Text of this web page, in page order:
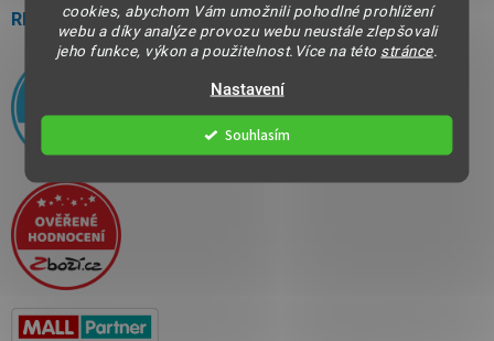
cookies, abychom Vám umožnili pohodlné prohlížení
webu a díky analýze provozu webu neustále zlepšovali
jeho funkce, výkon a použitelnost.Více na této stránce.
Nastavení
Souhlasím
RECENZE OBCHODU